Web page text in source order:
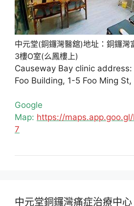
中元堂(銅鑼灣醫舘)地址：銅鑼灣
3樓O室(么鳳樓上)
Causeway Bay clinic
Foo Building, 1-5 Foo Ming
Google
Map: https://
7
中元堂銅鑼灣痛症治療中心